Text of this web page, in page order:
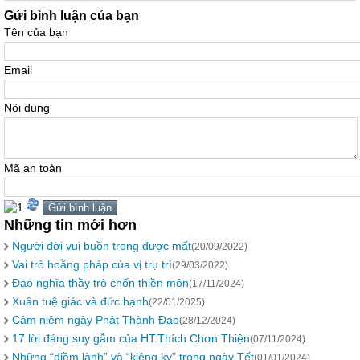
Gửi bình luận của bạn
Tên của bạn
Email
Nội dung
Mã an toàn
Những tin mới hơn
Người đời vui buồn trong được mất(20/09/2022)
Vai trò hoằng pháp của vị trụ trì(29/03/2022)
Đạo nghĩa thầy trò chốn thiền môn(17/11/2024)
Xuân tuệ giác và đức hạnh(22/01/2025)
Cảm niệm ngày Phật Thành Đạo(28/12/2024)
17 lời đáng suy gẫm của HT.Thích Chơn Thiện(07/11/2024)
Những “điềm lành” và “kiêng kỵ” trong ngày Tết(01/01/2024)